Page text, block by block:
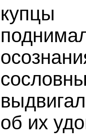
купцы
об их